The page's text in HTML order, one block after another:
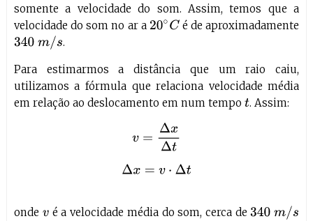
somente a velocidade do som. Assim, temos que a
velocidade do som no ar a 20∘C é de aproximadamente
340 m/s .
Para estimarmos a distância que um raio caiu,
utilizamos a fórmula que relaciona velocidade média
em relação ao deslocamento em num tempo t. Assim:
Δx=v
onde v é a velocidade média do som, cerca de340 m/s